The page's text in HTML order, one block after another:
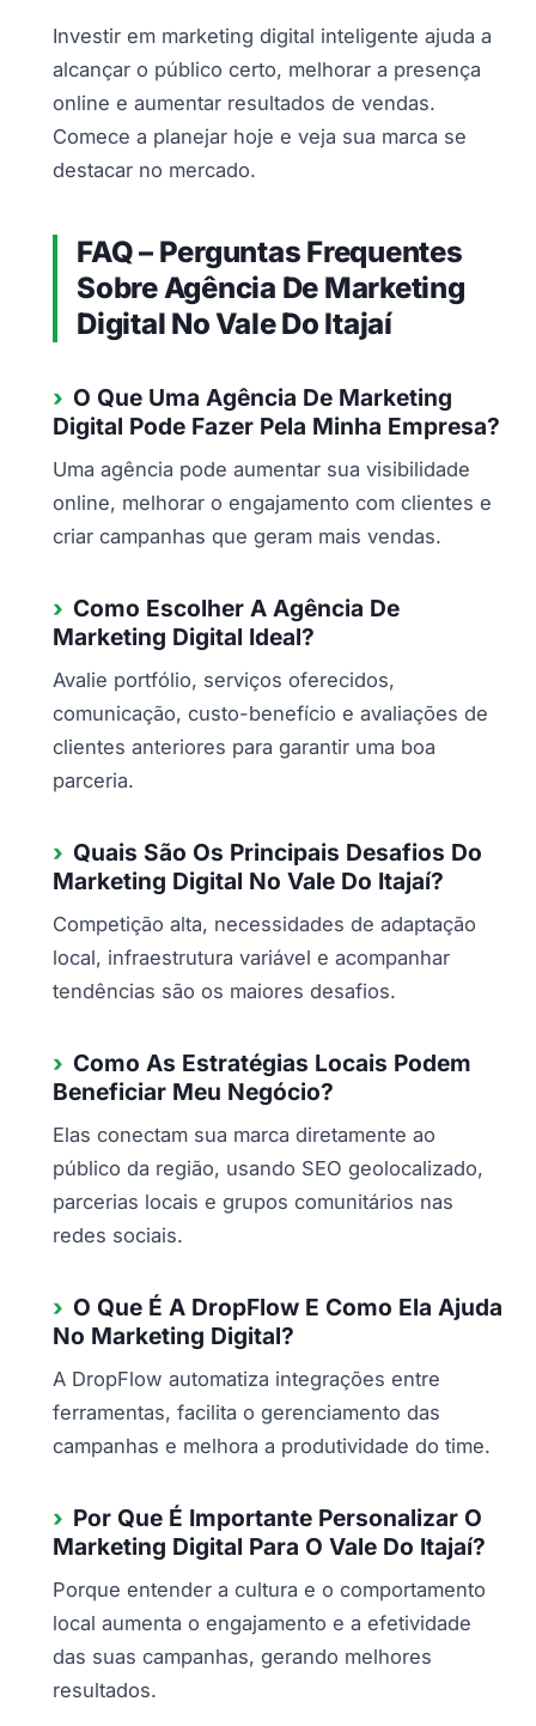
Investir em marketing digital inteligente ajuda a
alcançar o público certo, melhorar a presença
online e aumentar resultados de vendas.
Comece a planejar hoje e veja sua marca se
destacar no mercado.
FAQ – Perguntas Frequentes
Sobre Agência De Marketing
Digital No Vale Do Itajaí
O Que Uma Agência De Marketing
Digital Pode Fazer Pela Minha Empresa?
Uma agência pode aumentar sua visibilidade
online, melhorar o engajamento com clientes e
criar campanhas que geram mais vendas.
Como Escolher A Agência De
Marketing Digital Ideal?
Avalie portfólio, serviços oferecidos,
comunicação, custo-benefício e avaliações de
clientes anteriores para garantir uma boa
parceria.
Quais São Os Principais Desafios Do
Marketing Digital No Vale Do Itajaí?
Competição alta, necessidades de adaptação
local, infraestrutura variável e acompanhar
tendências são os maiores desafios.
Como As Estratégias Locais Podem
Beneficiar Meu Negócio?
Elas conectam sua marca diretamente ao
público da região, usando SEO geolocalizado,
parcerias locais e grupos comunitários nas
redes sociais.
O Que É A DropFlow E Como Ela Ajuda
No Marketing Digital?
A DropFlow automatiza integrações entre
ferramentas, facilita o gerenciamento das
campanhas e melhora a produtividade do time.
Por Que É Importante Personalizar O
Marketing Digital Para O Vale Do Itajaí?
Porque entender a cultura e o comportamento
local aumenta o engajamento e a efetividade
das suas campanhas, gerando melhores
resultados.